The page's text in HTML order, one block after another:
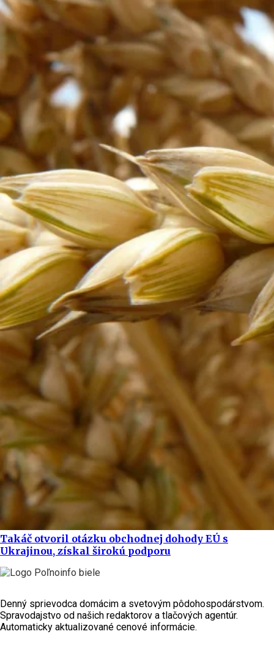
Takáč otvoril otázku obchodnej dohody EÚ s
Ukrajinou, získal širokú podporu
Denný sprievodca domácim a svetovým pôdohospodárstvom.
Spravodajstvo od našich redaktorov a tlačových agentúr.
Automaticky aktualizované cenové informácie.